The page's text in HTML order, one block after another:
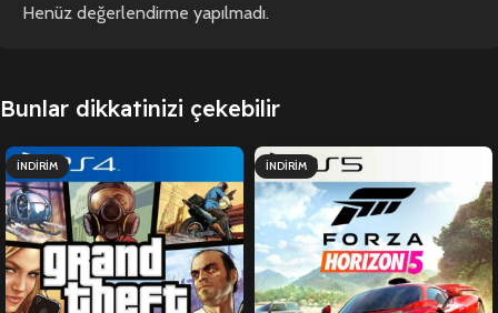
Henüz değerlendirme yapılmadı.
Bunlar dikkatinizi çekebilir
İNDIRIM İNDIRIM